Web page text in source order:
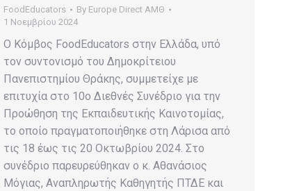
FoodEducators By Europe Direct ΑΜΘ
1 Νοεμβρίου 2024
Ο Κόμβος FoodEducators στην Ελλάδα, υπό
τον συντονισμό του Δημοκρίτειου
Πανεπιστημίου Θράκης, συμμετείχε με
επιτυχία στο 10ο Διεθνές Συνέδριο για την
Προώθηση της Εκπαιδευτικής Καινοτομίας,
το οποίο πραγματοποιήθηκε στη Λάρισα από
τις 18 έως τις 20 Οκτωβρίου 2024. Στο
συνέδριο παρευρεύθηκαν ο κ. Αθανάσιος
Μόγιας, Αναπληρωτής Καθηγητής ΠΤΔΕ και